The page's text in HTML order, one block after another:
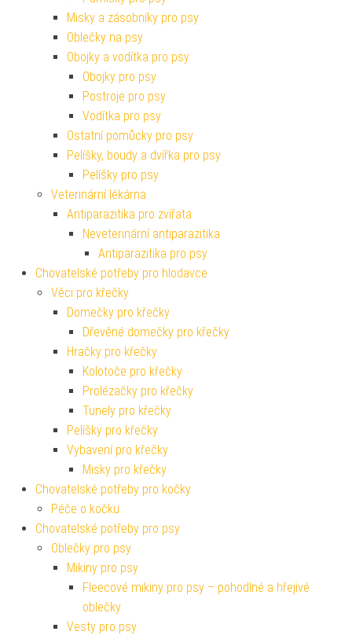
Misky a zásobníky pro psy
Oblečky na psy
Obojky a vodítka pro psy
Obojky pro psy
Postroje pro psy
Vodítka pro psy
Ostatní pomůcky pro psy
Pelíšky, boudy a dvířka pro psy
Pelíšky pro psy
Veterinární lékárna
Antiparazitika pro zvířata
Neveterinární antiparazitika
Antiparazitika pro psy
Chovatelské potřeby pro hlodavce
Věci pro křečky
Domečky pro křečky
Dřevěné domečky pro křečky
Hračky pro křečky
Kolotoče pro křečky
Prolézačky pro křečky
Tunely pro křečky
Pelíšky pro křečky
Vybavení pro křečky
Misky pro křečky
Chovatelské potřeby pro kočky
Péče o kočku
Chovatelské potřeby pro psy
Oblečky pro psy
Mikiny pro psy
Fleecové mikiny pro psy – pohodlné a hřejivé
oblečky
Vesty pro psy